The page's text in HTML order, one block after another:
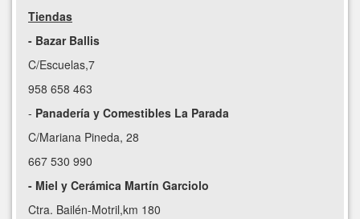
Tiendas
- Bazar Ballis
C/Escuelas,7
958 658 463
- Panadería y Comestibles La Parada
C/Mariana Pineda, 28
667 530 990
- Miel y Cerámica Martín Garciolo
Ctra. Bailén-Motril,km 180